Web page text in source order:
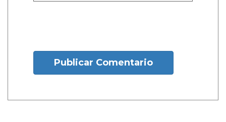
Publicar Comentario